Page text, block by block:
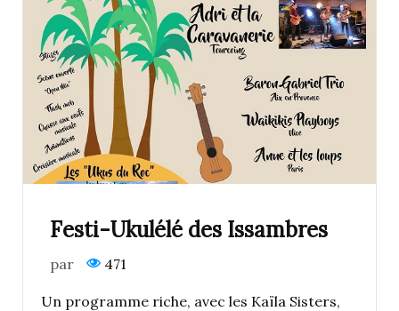
Festi-Ukulélé des Issambres
par 471
Un programme riche, avec les Kaïla Sisters,